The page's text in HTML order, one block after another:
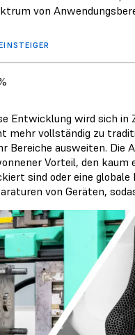
von
Entwicklung wird sich
mehr vollständig zu
Bereiche ausweiten. Die
Vorteil, den
sind oder eine
von Geräten,